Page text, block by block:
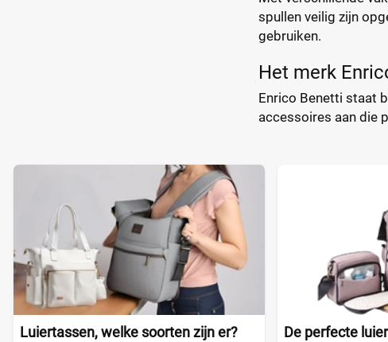
spullen veilig zijn
gebruiken.
Het merk
Enrico Benetti staat
accessoires aan die
Luiertassen, welke soorten zijn er?
De perfecte